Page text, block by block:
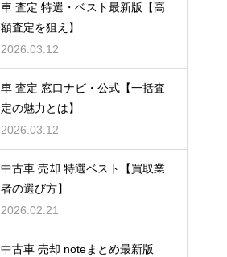
車 査定 特選・ベスト最新版【高
額査定を狙え】
2026.03.12
車 査定 窓口ナビ・公式【一括査
定の魅力とは】
2026.03.12
中古車 売却 特選ベスト【買取業
者の選び方】
2026.02.21
中古車 売却 noteまとめ最新版